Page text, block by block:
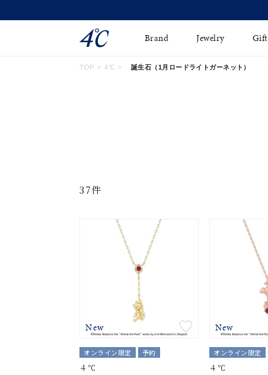
Brand Jewelry
オンライン限定ジュエ
リー
すべてのアイテム
Gift
TOP 4℃ 誕生石（1月ロードライトガーネット）
37件
New
オンライン限定 予約
４℃
New
オンライン限定
４℃